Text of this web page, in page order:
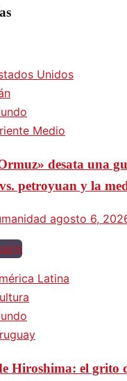
Unidos
Medio
desata una
petroyuan y la
agosto 6,
Latina
Hiroshima: el grito